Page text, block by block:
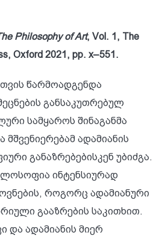
Philosophy of Art, Vol. 1, The
Oxford 2021, pp. x–551.
წარმოადგენდა
განსაკუთრებულ
სამყაროს შინაგანმა
ადამიანის
განაზრებებისკენ უბიძგა.
ინტენსიურად
როგორც ადამიანური
გააზრების საკითხით.
და ადამიანის მიერ